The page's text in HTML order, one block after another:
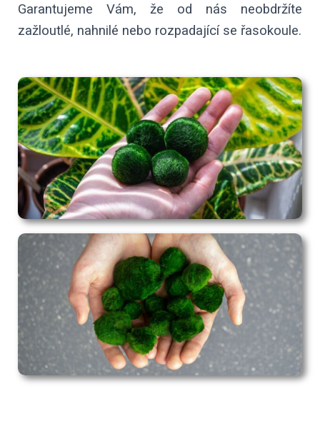
Garantujeme Vám, že od nás neobdržíte
zažloutlé, nahnilé nebo rozpadající se řasokoule.